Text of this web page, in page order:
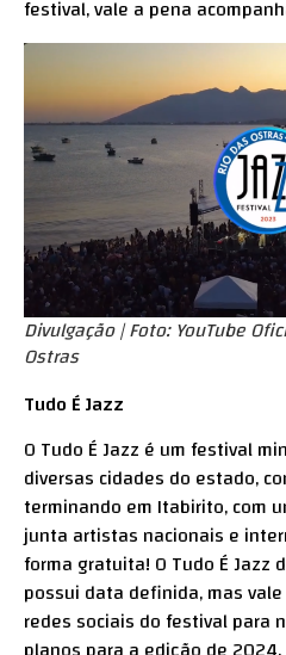
festival, vale a pena
Divulgação | Foto: YouTube
Ostras
Tudo É Jazz
O Tudo É Jazz é um festival
diversas cidades do estado,
terminando em Itabirito, com
junta artistas nacionais e
forma gratuita! O Tudo É Jazz
possui data definida, mas
redes sociais do festival para